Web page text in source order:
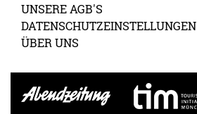
UNSERE AGB'S
DATENSCHUTZEINSTELLUNGEN
ÜBER UNS